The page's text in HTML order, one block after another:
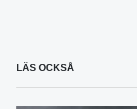
LÄS OCKSÅ